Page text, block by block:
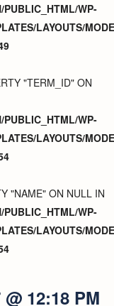
PUBLIC_HTML/WP-
LAYOUTS/
"TERM_ID" ON
PUBLIC_HTML/WP-
LAYOUTS/
"NAME" ON NULL IN
PUBLIC_HTML/WP-
LAYOUTS/
12:18 PM